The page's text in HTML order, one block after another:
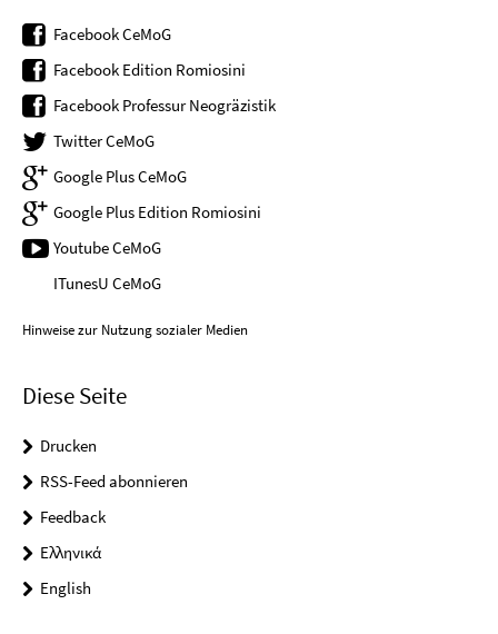
Facebook CeMoG
Facebook Edition Romiosini
Facebook Professur Neogräzistik
Twitter CeMoG
Google Plus CeMoG
Google Plus Edition Romiosini
Youtube CeMoG
ITunesU CeMoG
Hinweise zur Nutzung sozialer Medien
Diese Seite
Drucken
RSS-Feed abonnieren
Feedback
Ελληνικά
English